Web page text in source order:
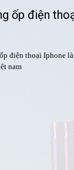
ốp điện
điện thoại Iphone
nam